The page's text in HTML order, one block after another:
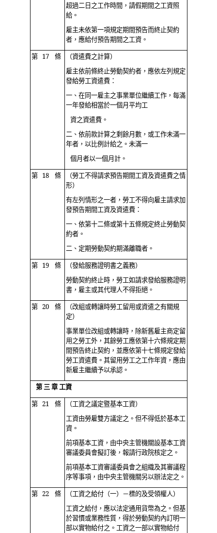
超過二日之工作時間，請假期間之工資照
給。
雇主未依第一項規定期間預告而終止契約
者，應給付預告期間之工資。
第 17 條
（資遣費之計算）
雇主依前條終止勞動契約者，應依左列規定
發給勞工資遣費：
一、在同一雇主之事業單位繼續工作，每滿
一年發給相當於一個月平均工
資之資遣費。
二、依前款計算之剩餘月數，或工作未滿一
年者，以比例計給之。未滿一
個月者以一個月計。
第 18 條
（勞工不得請求預告期間工資及資遣費之情
形）
有左列情形之一者，勞工不得向雇主請求加
發預告期間工資及資遣費：
一、依第十二條或第十五條規定終止勞動契
約者。
二、定期勞動契約期滿離職者。
第 19 條
（發給服務證明書之義務）
勞動契約終止時，勞工如請求發給服務證明
書，雇主或其代理人不得拒絕。
第 20 條
（改組或轉讓時勞工留用或資遣之有關規
定）
事業單位改組或轉讓時，除新舊雇主商定留
用之勞工外，其餘勞工應依第十六條規定期
間預告終止契約，並應依第十七條規定發給
勞工資遣費。其留用勞工之工作年資，應由
新雇主繼續予以承認。
第 三 章 工資
第 21 條
（工資之議定暨基本工資）
工資由勞雇雙方議定之。但不得低於基本工
資。
前項基本工資，由中央主管機關設基本工資
審議委員會擬訂後，報請行政院核定之。
前項基本工資審議委員會之組織及其審議程
序等事項，由中央主管機關另以辦法定之。
第 22 條
（工資之給付（一）－標的及受領權人）
工資之給付，應以法定通用貨幣為之。但基
於習慣或業務性質，得於勞動契約內訂明一
部以實物給付之。工資之一部以實物給付